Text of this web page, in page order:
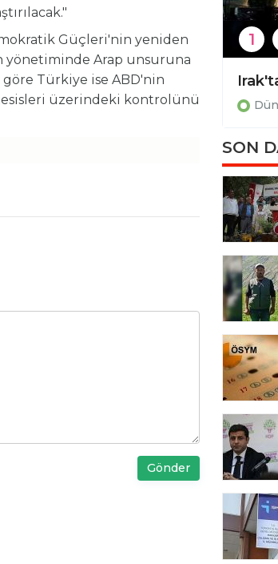
Güçleri'nin yeniden
yönetiminde Arap unsuruna
Türkiye ise ABD'nin
üzerindeki kontrolünü
Gönder
İsrail’e karşı saldırı başlattı!
1
SON